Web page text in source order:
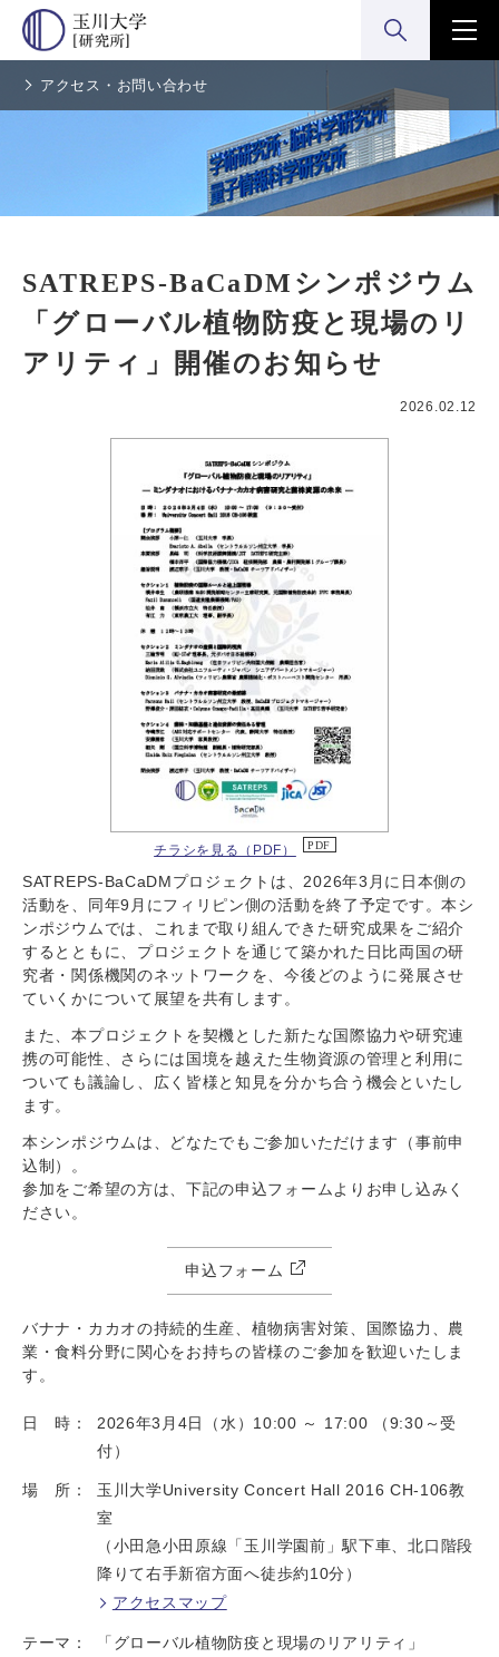
検索:開くメニ
アクセス・お問い合わせ
SATREPS-BaCaDMシンポジウム
「グローバル植物防疫と現場のリ
アリティ」開催のお知らせ
2026.02.12
チラシを見る（PDF）
SATREPS-BaCaDMプロジェクトは、2026年3月に日本側の
活動を、同年9月にフィリピン側の活動を終了予定です。本シ
ンポジウムでは、これまで取り組んできた研究成果をご紹介
するとともに、プロジェクトを通じて築かれた日比両国の研
究者・関係機関のネットワークを、今後どのように発展させ
ていくかについて展望を共有します。
また、本プロジェクトを契機とした新たな国際協力や研究連
携の可能性、さらには国境を越えた生物資源の管理と利用に
ついても議論し、広く皆様と知見を分かち合う機会といたし
ます。
本シンポジウムは、どなたでもご参加いただけます（事前申
込制）。
参加をご希望の方は、下記の申込フォームよりお申し込みく
ださい。
申込フォーム
バナナ・カカオの持続的生産、植物病害対策、国際協力、農
業・食料分野に関心をお持ちの皆様のご参加を歓迎いたしま
す。
日 時：
2026年3月4日（水）10:00 ～ 17:00 （9:30～受
付）
場 所：
玉川大学University Concert Hall 2016 CH-106教
室
（小田急小田原線「玉川学園前」駅下車、北口階段
降りて右手新宿方面へ徒歩約10分）
アクセスマップ
テーマ：
「グローバル植物防疫と現場のリアリティ」